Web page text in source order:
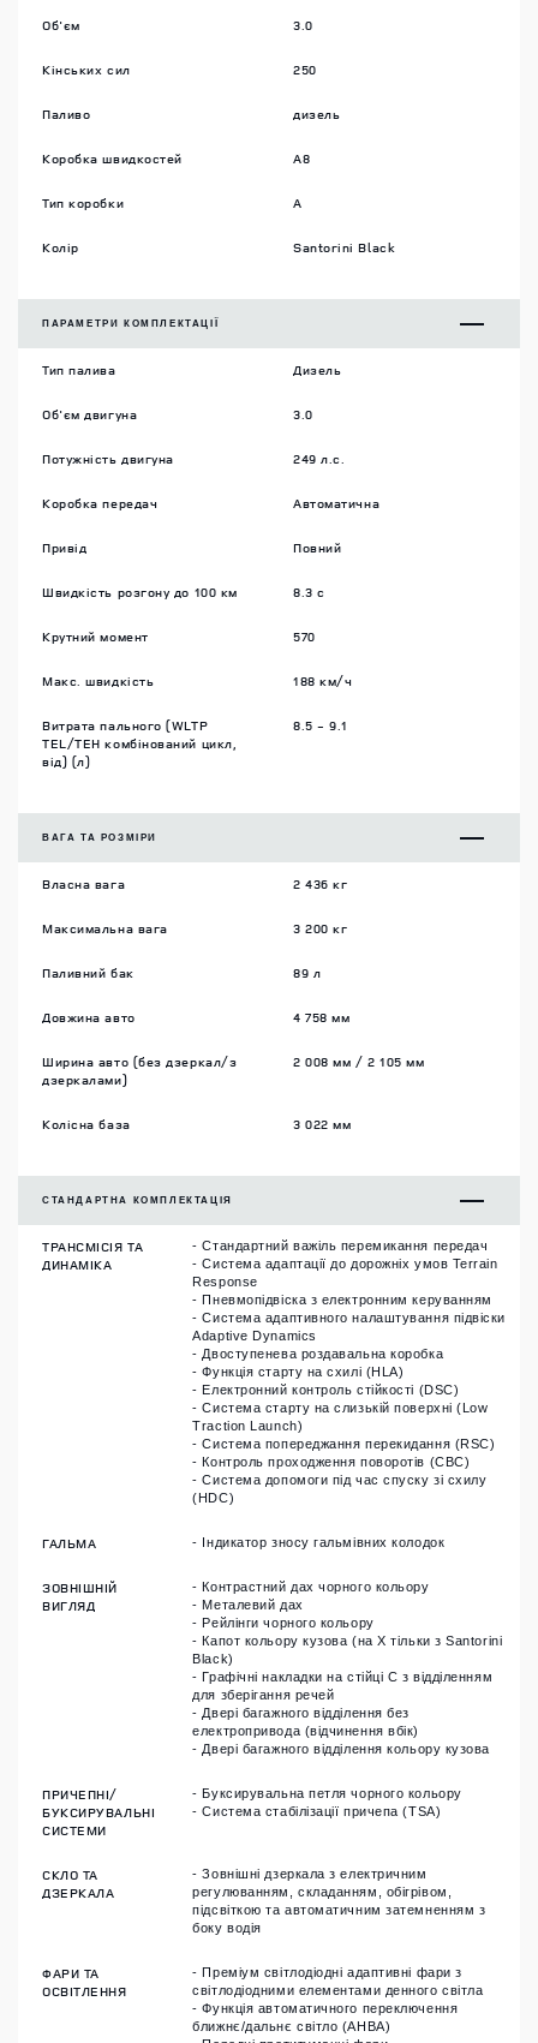
Об'єм 3.0
Кінських сил 250
Паливо дизель
Коробка швидкостей A8
Тип коробки A
Колір Santorini Black
ПАРАМЕТРИ КОМПЛЕКТАЦІЇ
Тип палива Дизель
Об'єм двигуна 3.0
Потужність двигуна 249 л.с.
Коробка передач Автоматична
Привід Повний
Швидкість розгону до 100 км 8.3 c
Крутний момент 570
Макс. швидкість 188 км/ч
Витрата пального (WLTP
TEL/TEH комбінований цикл,
від) (л)
8.5 - 9.1
ВАГА ТА РОЗМIРИ
Власна вага 2 436 кг
Максимальна вага 3 200 кг
Паливний бак 89 л
Довжина авто 4 758 мм
Ширина авто (без дзеркал/з
дзеркалами)
2 008 мм / 2 105 мм
Колісна база 3 022 мм
СТАНДАРТНА КОМПЛЕКТАЦІЯ
ТРАНСМІСІЯ ТА
ДИНАМІКА
- Стандартний важіль перемикання передач
- Система адаптації до дорожніх умов Terrain
Response
- Пневмопідвіска з електронним керуванням
- Система адаптивного налаштування підвіски
Adaptive Dynamics
- Двоступенева роздавальна коробка
- Функція старту на схилі (HLA)
- Електронний контроль стійкості (DSC)
- Система старту на слизькій поверхні (Low
Traction Launch)
- Система попереджання перекидання (RSC)
- Контроль проходження поворотів (CBC)
- Система допомоги під час спуску зі схилу
(HDC)
ГАЛЬМА - Індикатор зносу гальмівних колодок
ЗОВНІШНІЙ
ВИГЛЯД
- Контрастний дах чорного кольору
- Металевий дах
- Рейлінги чорного кольору
- Капот кольору кузова (на X тільки з Santorini
Black)
- Графічні накладки на стійці C з відділенням
для зберігання речей
- Двері багажного відділення без
електропривода (відчинення вбік)
- Двері багажного відділення кольору кузова
ПРИЧЕПНІ/
БУКСИРУВАЛЬНІ
СИСТЕМИ
- Буксирувальна петля чорного кольору
- Система стабілізації причепа (TSA)
СКЛО ТА
ДЗЕРКАЛА
- Зовнішні дзеркала з електричним
регулюванням, складанням, обігрівом,
підсвіткою та автоматичним затемненням з
боку водія
ФАРИ ТА
ОСВІТЛЕННЯ
- Преміум світлодіодні адаптивні фари з
світлодіодними елементами денного світла
- Функція автоматичного переключення
ближнє/дальнє світло (AHBA)